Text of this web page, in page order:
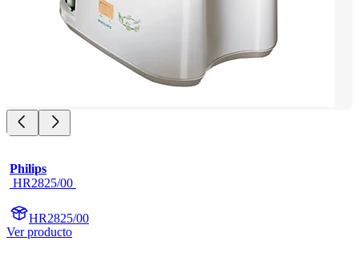
Philips
HR2825/00
HR2825/00
Ver producto